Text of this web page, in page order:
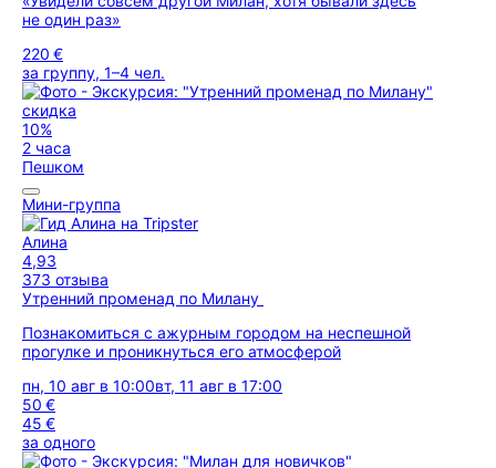
не один раз»
220 €
за группу, 1–4 чел.
скидка
10%
2 часа
Пешком
Мини-группа
Алина
4,93
373 отзыва
Утренний променад по Милану
Познакомиться с ажурным городом на неспешной
прогулке и проникнуться его атмосферой
пн, 10 авг в 10:00вт, 11 авг в 17:00
50 €
45 €
за одного